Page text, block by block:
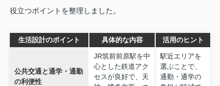
役立つポイントを整理しました。
生活設計のポイント 具体的な内容 活用のヒント
公共交通と通学・通勤
の利便性
JR筑前前原駅を中
心とした鉄道アク
セスが良好で、天
駅近エリアを
選ぶことで、
通勤・通学の